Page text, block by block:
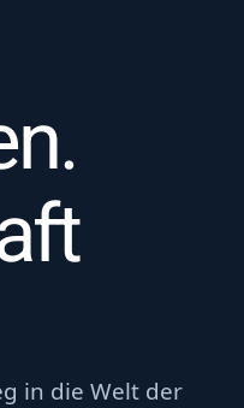
in die Welt der